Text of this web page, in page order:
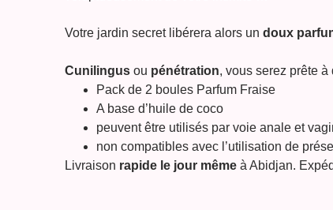
Votre jardin secret libérera alors un doux
Cunilingus ou pénétration, vous serez prête
Pack de 2 boules Parfum Fraise
A base d’huile de coco
peuvent être utilisés par voie anale et
non compatibles avec l’utilisation de
Livraison rapide le jour même à Abidjan.